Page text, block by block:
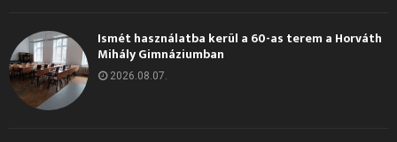
Ismét használatba kerül a 60-as terem a Horváth
Mihály Gimnáziumban
2026.08.07.